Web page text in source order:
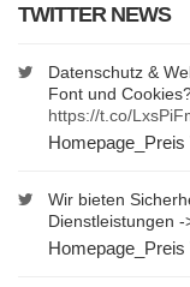
TWITTER NEWS
Datenschutz &
Font und
https://t.co/
Homepage_Preis
Wir bieten
Dienstleistungen -
Homepage_Preis